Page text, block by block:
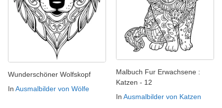
Wunderschöner Wolfskopf
In Ausmalbilder von Wölfe
Malbuch Fur Erwachsene :
Katzen - 12
In Ausmalbilder von Katzen